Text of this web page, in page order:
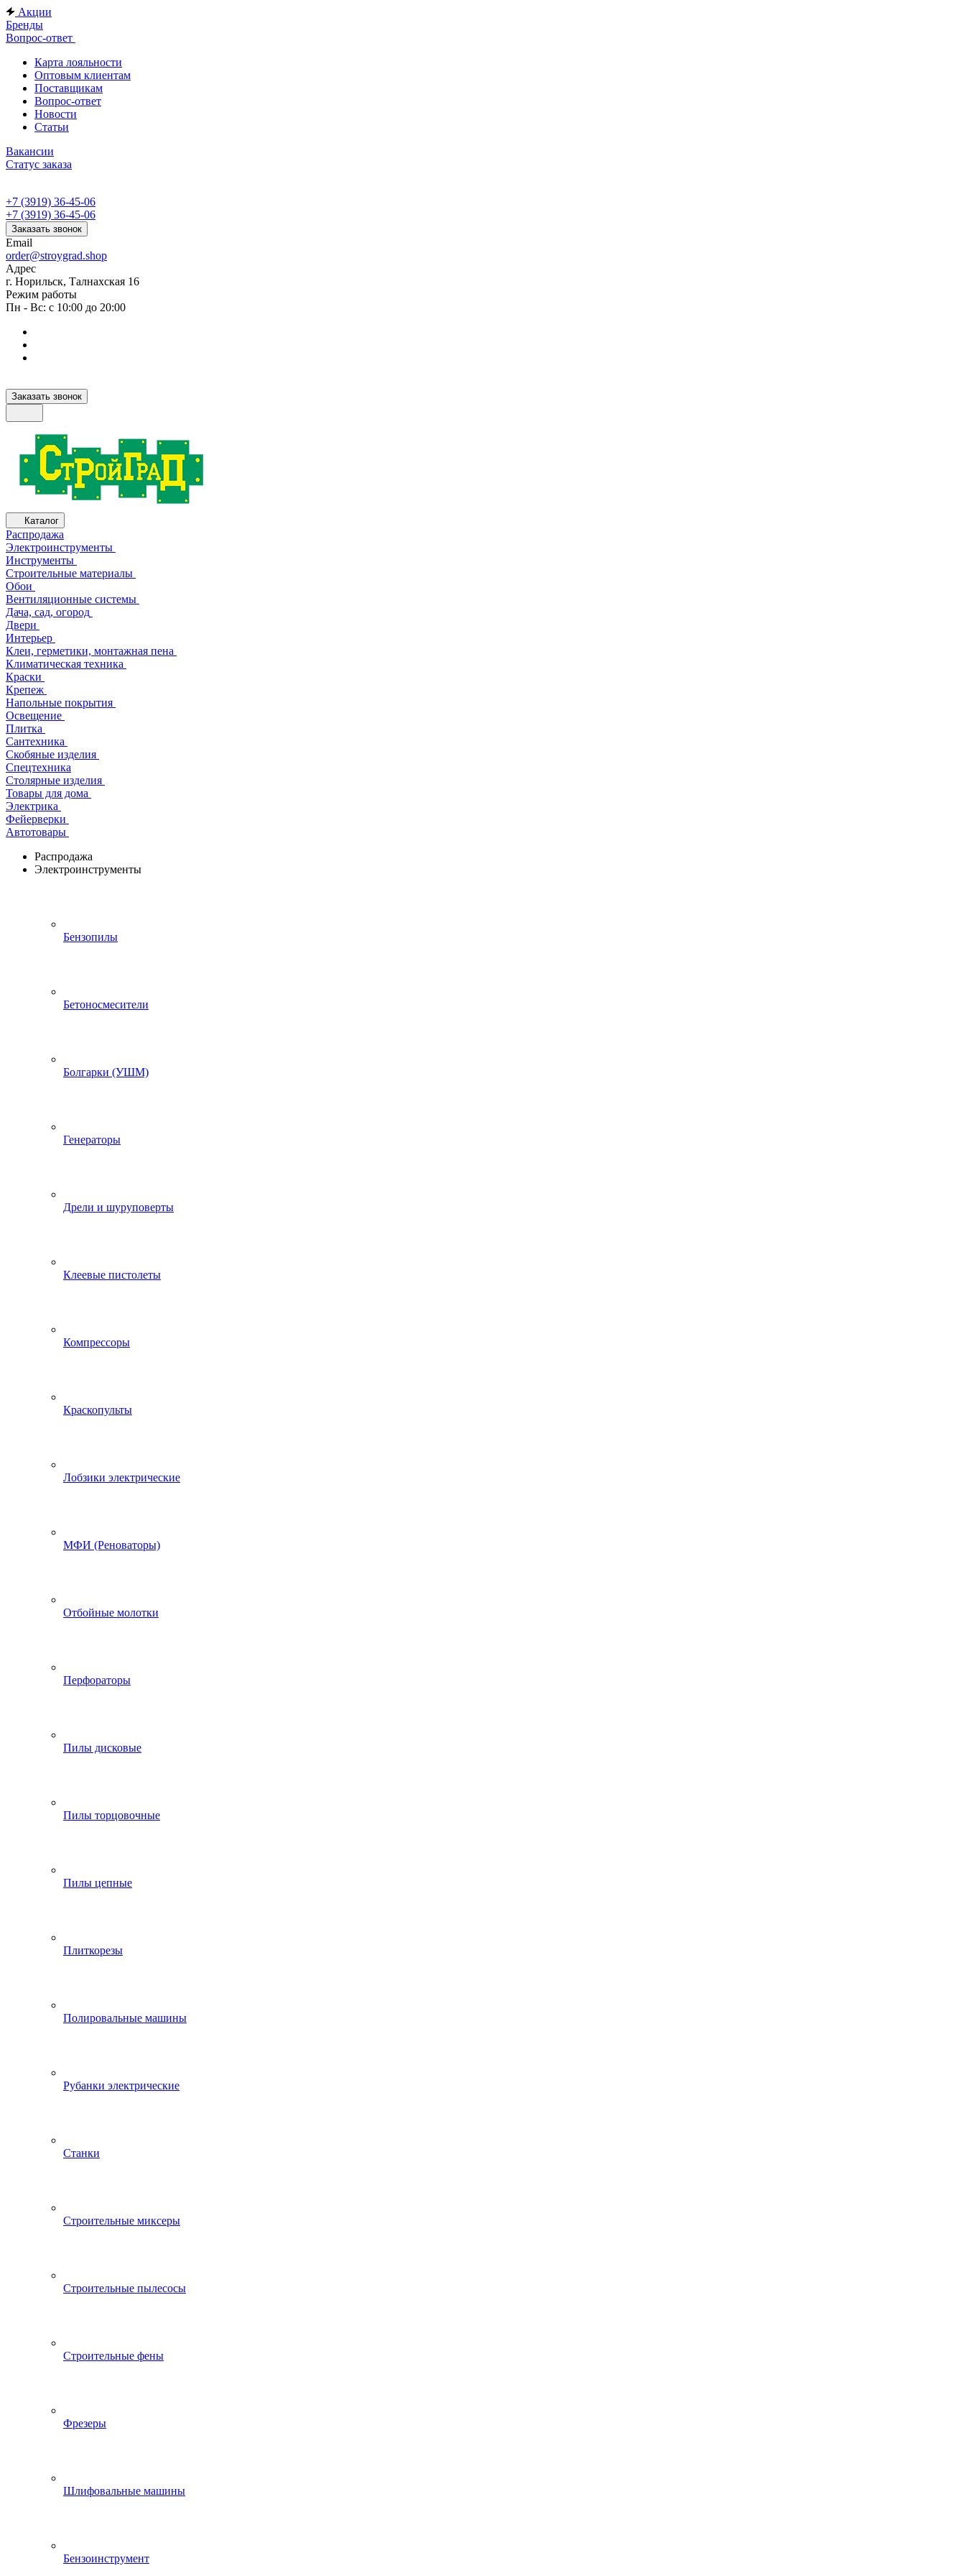
Акции
Бренды
Вопрос-ответ
Карта лояльности
Оптовым клиентам
Поставщикам
Вопрос-ответ
Новости
Статьи
Вакансии
Статус заказа
+7 (3919) 36-45-06
+7 (3919) 36-45-06
Заказать звонок
Email
order@stroygrad.shop
Адрес
г. Норильск, Талнахская 16
Режим работы
Пн - Вс: с 10:00 до 20:00
Заказать звонок
Каталог
Распродажа
Электроинструменты
Инструменты
Строительные материалы
Обои
Вентиляционные системы
Дача, сад, огород
Двери
Интерьер
Клеи, герметики, монтажная пена
Климатическая техника
Краски
Крепеж
Напольные покрытия
Освещение
Плитка
Сантехника
Скобяные изделия
Спецтехника
Столярные изделия
Товары для дома
Электрика
Фейерверки
Автотовары
Распродажа
Электроинструменты
Бензопилы
Бетоносмесители
Болгарки (УШМ)
Генераторы
Дрели и шуруповерты
Клеевые пистолеты
Компрессоры
Краскопульты
Лобзики электрические
МФИ (Реноваторы)
Отбойные молотки
Перфораторы
Пилы дисковые
Пилы торцовочные
Пилы цепные
Плиткорезы
Полировальные машины
Рубанки электрические
Станки
Строительные миксеры
Строительные пылесосы
Строительные фены
Фрезеры
Шлифовальные машины
Бензоинструмент